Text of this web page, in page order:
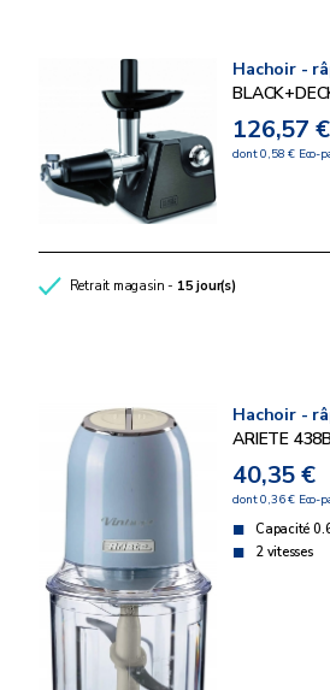
Hachoir -
126,57 €
dont 0,58 € Eco-
Retrait magasin - 15 jour(s)
Hachoir -
ARIETE
40,35 €
dont 0,36 € Eco-
Capacité
2 vitesses